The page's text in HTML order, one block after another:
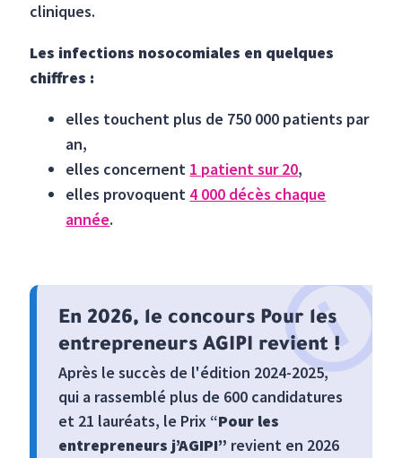
cliniques.
Les infections nosocomiales en quelques
chiffres :
elles touchent plus de 750 000 patients par
an,
elles concernent 1 patient sur 20,
elles provoquent 4 000 décès chaque
année.
En 2026, le concours Pour les
entrepreneurs AGIPI revient !
Après le succès de l'édition 2024-2025,
qui a rassemblé plus de 600 candidatures
et 21 lauréats, le Prix “Pour les
entrepreneurs j’AGIPI” revient en 2026